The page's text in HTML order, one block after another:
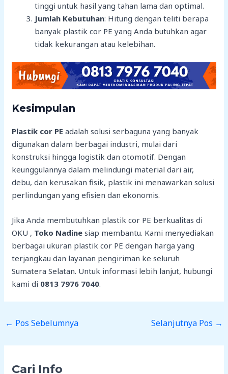
tinggi untuk hasil yang tahan lama dan optimal.
Jumlah Kebutuhan: Hitung dengan teliti berapa
banyak plastik cor PE yang Anda butuhkan agar
tidak kekurangan atau kelebihan.
Kesimpulan
Plastik cor PE adalah solusi serbaguna yang banyak
digunakan dalam berbagai industri, mulai dari
konstruksi hingga logistik dan otomotif. Dengan
keunggulannya dalam melindungi material dari air,
debu, dan kerusakan fisik, plastik ini menawarkan solusi
perlindungan yang efisien dan ekonomis.
Jika Anda membutuhkan plastik cor PE berkualitas di
OKU , Toko Nadine siap membantu. Kami menyediakan
berbagai ukuran plastik cor PE dengan harga yang
terjangkau dan layanan pengiriman ke seluruh
Sumatera Selatan. Untuk informasi lebih lanjut, hubungi
kami di 0813 7976 7040.
← Pos Sebelumnya Selanjutnya Pos →
Cari Info